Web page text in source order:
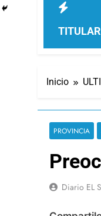
Vicente López
Inicio
PROVINCIA
Diario EL